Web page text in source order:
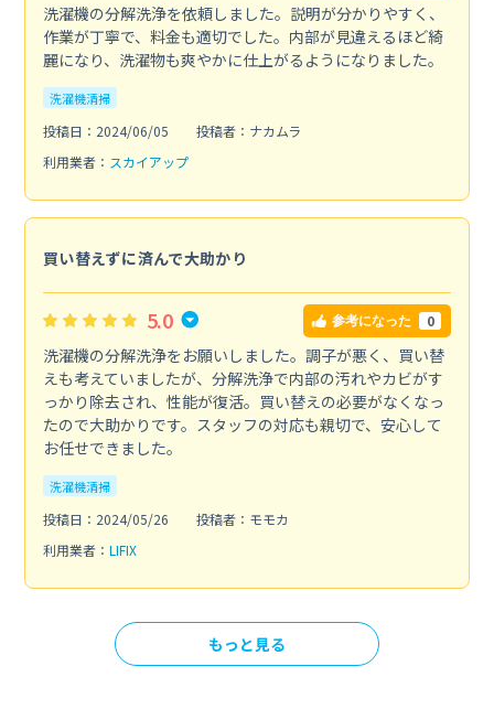
洗濯機の分解洗浄を依頼しました。説明が分かりやすく、
作業が丁寧で、料金も適切でした。内部が見違えるほど綺
麗になり、洗濯物も爽やかに仕上がるようになりました。
洗濯機清掃
投稿日：2024/06/05
投稿者：ナカムラ
利用業者： スカイアップ
買い替えずに済んで大助かり
5.0 参考になった 0
洗濯機の分解洗浄をお願いしました。調子が悪く、買い替
えも考えていましたが、分解洗浄で内部の汚れやカビがす
っかり除去され、性能が復活。買い替えの必要がなくなっ
たので大助かりです。スタッフの対応も親切で、安心して
お任せできました。
洗濯機清掃
投稿日：2024/05/26
投稿者：モモカ
利用業者： LIFIX
もっと見る